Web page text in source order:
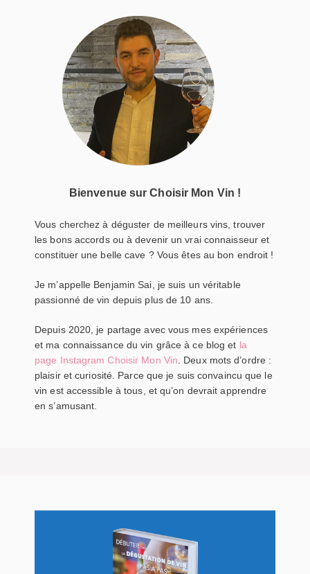
Bienvenue sur Choisir Mon Vin !
Vous cherchez à déguster de meilleurs vins, trouver
les bons accords ou à devenir un vrai connaisseur et
constituer une belle cave ? Vous êtes au bon endroit !
Je m’appelle Benjamin Sai, je suis un véritable
passionné de vin depuis plus de 10 ans.
Depuis 2020, je partage avec vous mes expériences
et ma connaissance du vin grâce à ce blog et la
page Instagram Choisir Mon Vin. Deux mots d’ordre :
plaisir et curiosité. Parce que je suis convaincu que le
vin est accessible à tous, et qu’on devrait apprendre
en s’amusant.